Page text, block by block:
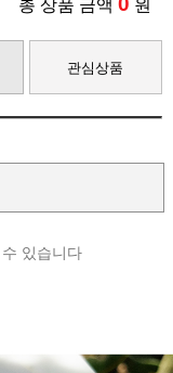
총 상품 금액 원
관심상품
있습니다